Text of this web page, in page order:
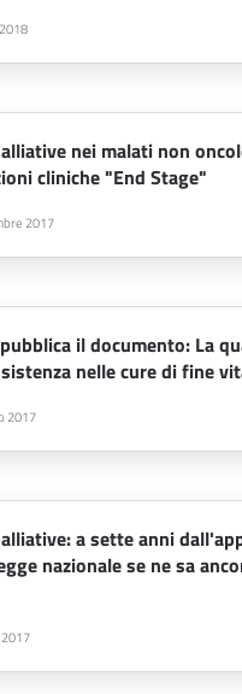
nei malati non
cliniche "End Stage"
2017
il documento: La
nelle cure di fine
2017
a sette anni
nazionale se ne sa